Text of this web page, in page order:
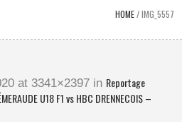
HOME/IMG_5557
at 3341×2397 in Reportage
U18 F1 vs HBC DRENNECOIS –